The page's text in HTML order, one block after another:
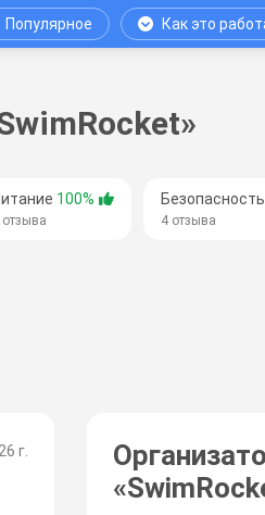
Популярное Как это
100%
отзыва
Безопасность
4 отзыва
г.
«